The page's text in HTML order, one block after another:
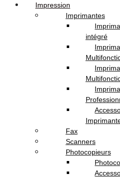
There are no reviews yet.
Be the first to review “SING-E
Votre adresse e-mail ne sera
obligatoires sont indiqués avec
Impression
Imprimantes
intégré
Fax
Scanners
Photocopieurs